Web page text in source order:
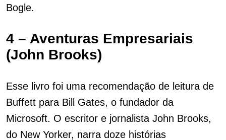
Bogle.
4 – Aventuras Empresariais
(John Brooks)
Esse livro foi uma recomendação de leitura de
Buffett para Bill Gates, o fundador da
Microsoft. O escritor e jornalista John Brooks,
do New Yorker, narra doze histórias